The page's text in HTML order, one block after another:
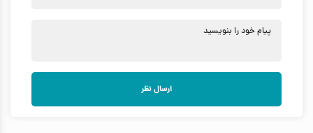
پیام خود را بنویسید
ارسال نظر